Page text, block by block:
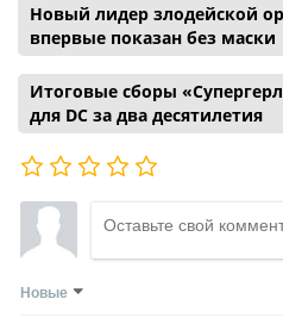
Новый лидер злодейской
впервые показан без маски
Итоговые сборы
для DC за два десятилетия
Новые